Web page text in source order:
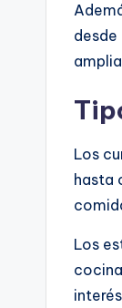
Los
hasta
Los